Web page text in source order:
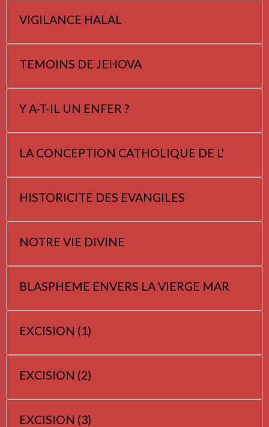
VIGILANCE HALAL
TEMOINS DE JEHOVA
Y A-T-IL UN ENFER ?
LA CONCEPTION CATHOLIQUE DE L'
HISTORICITE DES EVANGILES
NOTRE VIE DIVINE
BLASPHEME ENVERS LA VIERGE MAR
EXCISION (1)
EXCISION (2)
EXCISION (3)